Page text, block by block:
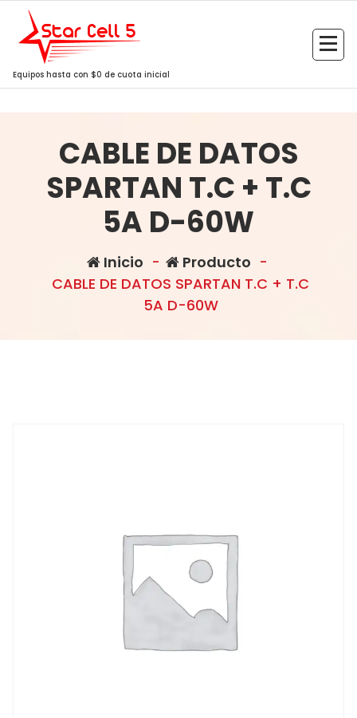
Saltar
contenido
Equipos hasta con $0 de cuota inicial
CABLE DE DATOS
SPARTAN T.C + T.C
5A D-60W
Inicio - Producto -
CABLE DE DATOS SPARTAN T.C + T.C
5A D-60W